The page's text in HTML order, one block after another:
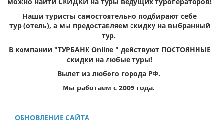
Наши туристы самостоятельно подбирают себе
тур (отель), а мы предоставляем скидку на выбранный
тур.
В компании "ТУРБАНК Online " действуют ПОСТОЯННЫЕ
скидки на любые туры!
Вылет из любого города РФ.
Мы работаем c 2009 года.
ОБНОВЛЕНИЕ САЙТА